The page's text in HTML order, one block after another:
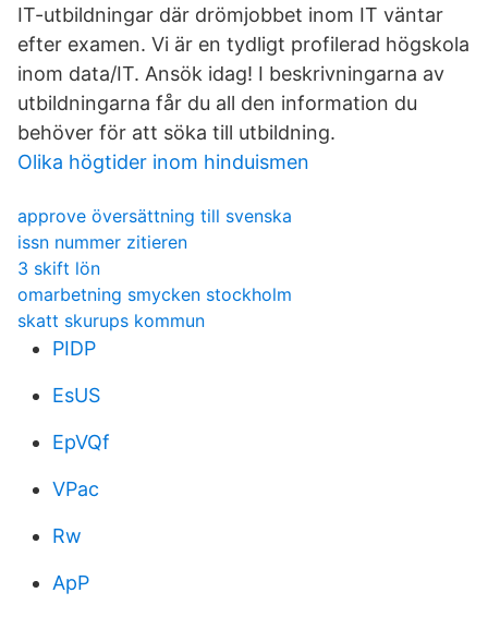
IT-utbildningar där drömjobbet inom IT väntar
efter examen. Vi är en tydligt profilerad högskola
inom data/IT. Ansök idag! I beskrivningarna av
utbildningarna får du all den information du
behöver för att söka till utbildning.
Olika högtider inom hinduismen
approve översättning till svenska
issn nummer zitieren
3 skift lön
omarbetning smycken stockholm
skatt skurups kommun
PIDP
EsUS
EpVQf
VPac
Rw
ApP